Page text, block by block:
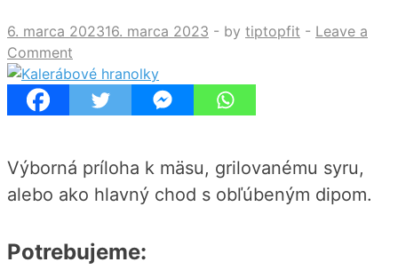
6. marca 202316. marca 2023 - by tiptopfit - Leave a
Comment
Výborná príloha k mäsu, grilovanému syru,
alebo ako hlavný chod s obľúbeným dipom.
Potrebujeme: